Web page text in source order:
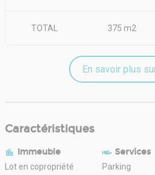
TOTAL 375 m2
En savoir plus
Caractéristiques
Immeuble
Lot en copropriété
Services
Parking